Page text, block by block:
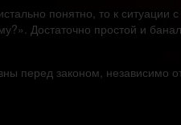
понятно, то к ситуации
Достаточно простой и
перед законом, независимо